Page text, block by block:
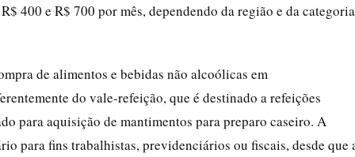
400 e R$ 700 por mês, dependendo da região e da categoria
de alimentos e bebidas não alcoólicas em
do vale-refeição, que é destinado a refeições
para aquisição de mantimentos para preparo caseiro. A
para fins trabalhistas, previdenciários ou fiscais, desde que